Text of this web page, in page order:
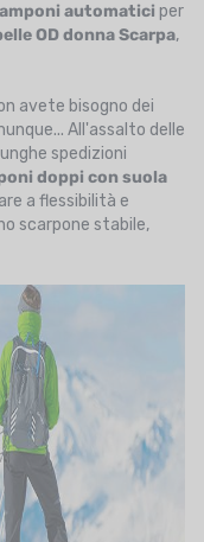
automatici per
OD donna Scarpa,
avete bisogno dei
All'assalto delle
spedizioni
doppi con suola
a flessibilità e
scarpone stabile,